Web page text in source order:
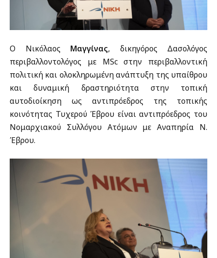
Ο Νικόλαος Μαγγίνας, δικηγόρος Δασολόγος
περιβαλλοντολόγος με MSc στην περιβαλλοντική
πολιτική και ολοκληρωμένη ανάπτυξη της υπαίθρου
και δυναμική δραστηριότητα στην τοπική
αυτοδιοίκηση ως αντιπρόεδρος της τοπικής
κοινότητας Τυχερού Έβρου είναι αντιπρόεδρος του
Νομαρχιακού Συλλόγου Ατόμων με Αναπηρία Ν.
Έβρου.